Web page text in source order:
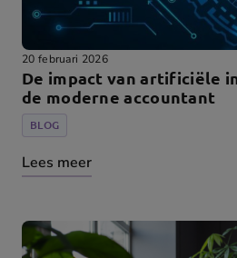
20 februari 2026
De impact van artificiële
de moderne accountant
BLOG
Lees meer